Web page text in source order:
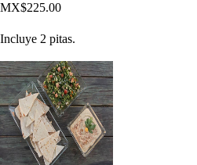
MX$225.00
Incluye 2 pitas.